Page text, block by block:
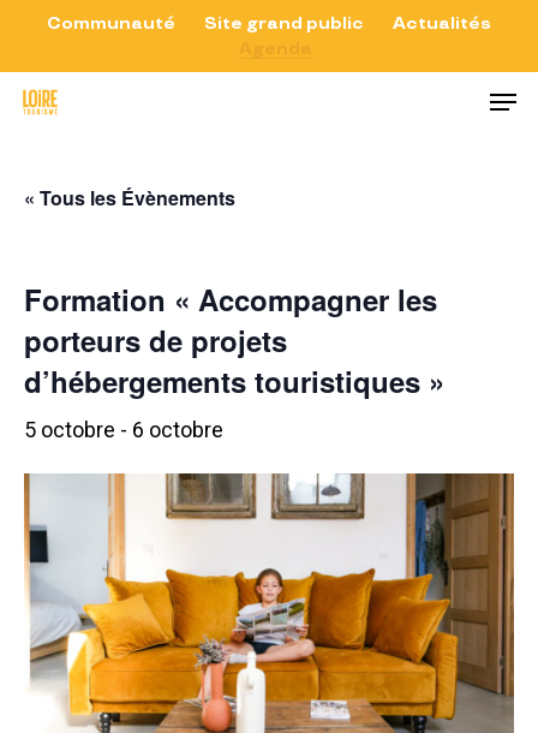
main
Communauté Site grand public
Actualités
« Tous les Évènements
Formation « Accompagner les
porteurs de projets
d’hébergements touristiques »
5 octobre - 6 octobre
Close
Menu